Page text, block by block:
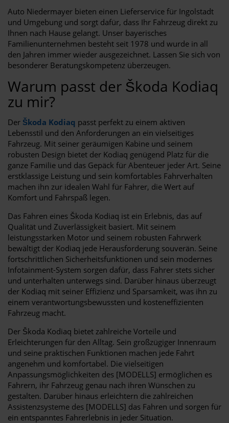
Auto Niedermayer bieten einen Lieferservice für Ingolstadt
und Umgebung und sorgt dafür, dass Ihr Fahrzeug direkt zu
Ihnen nach Hause gelangt. Unser bayerisches
Familienunternehmen besteht seit 1978 und wurde in all
den Jahren immer wieder ausgezeichnet. Lassen Sie sich von
besonderer Beratungskompetenz überzeugen.
Warum passt der Škoda Kodiaq
zu mir?
Der Škoda Kodiaq passt perfekt zu einem aktiven
Lebensstil und den Anforderungen an ein vielseitiges
Fahrzeug. Mit seiner geräumigen Kabine und seinem
robusten Design bietet der Kodiaq genügend Platz für die
ganze Familie und das Gepäck für Abenteuer jeder Art. Seine
erstklassige Leistung und sein komfortables Fahrverhalten
machen ihn zur idealen Wahl für Fahrer, die Wert auf
Komfort und Fahrspaß legen.
Das Fahren eines Škoda Kodiaq ist ein Erlebnis, das auf
Qualität und Zuverlässigkeit basiert. Mit seinem
leistungsstarken Motor und seinem robusten Fahrwerk
bewältigt der Kodiaq jede Herausforderung souverän. Seine
fortschrittlichen Sicherheitsfunktionen und sein modernes
Infotainment-System sorgen dafür, dass Fahrer stets sicher
und unterhalten unterwegs sind. Darüber hinaus überzeugt
der Kodiaq mit seiner Effizienz und Sparsamkeit, was ihn zu
einem verantwortungsbewussten und kosteneffizienten
Fahrzeug macht.
Der Škoda Kodiaq bietet zahlreiche Vorteile und
Erleichterungen für den Alltag. Sein großzügiger Innenraum
und seine praktischen Funktionen machen jede Fahrt
angenehm und komfortabel. Die vielseitigen
Anpassungsmöglichkeiten des [MODELLS] ermöglichen es
Fahrern, ihr Fahrzeug genau nach ihren Wünschen zu
gestalten. Darüber hinaus erleichtern die zahlreichen
Assistenzsysteme des [MODELLS] das Fahren und sorgen für
ein entspanntes Fahrerlebnis in jeder Situation.